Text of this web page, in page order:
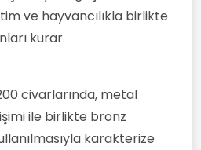
ve hayvancılıkla birlikte
kurar.
civarlarında, metal
ile birlikte bronz
karakterize